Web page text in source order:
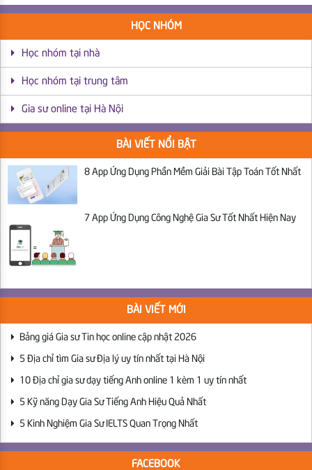
HỌC NHÓM
Học nhóm tại nhà
Học nhóm tại trung tâm
Gia sư online tại Hà Nội
BÀI VIẾT NỔI BẬT
8 App Ứng Dụng Phần Mềm Giải Bài Tập Toán Tốt Nhất
7 App Ứng Dụng Công Nghệ Gia Sư Tốt Nhất Hiện Nay
BÀI VIẾT MỚI
Bảng giá Gia sư Tin học online cập nhật 2026
5 Địa chỉ tìm Gia sư Địa lý uy tín nhất tại Hà Nội
10 Địa chỉ gia sư dạy tiếng Anh online 1 kèm 1 uy tín nhất
5 Kỹ năng Dạy Gia Sư Tiếng Anh Hiệu Quả Nhất
5 Kinh Nghiệm Gia Sư IELTS Quan Trọng Nhất
FACEBOOK